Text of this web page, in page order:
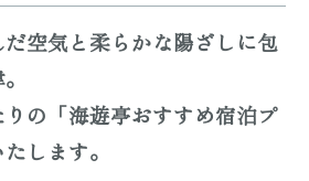
空気と柔らかな陽ざしに包
の「海遊亭おすすめ宿泊プ
します。